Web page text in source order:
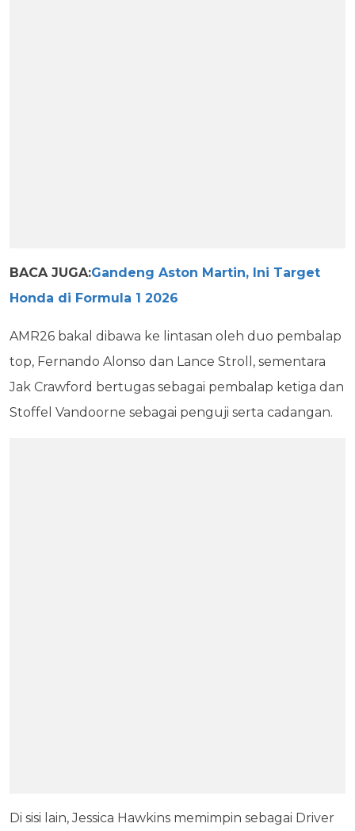
BACA JUGA:Gandeng Aston Martin, Ini Target
Honda di Formula 1 2026
AMR26 bakal dibawa ke lintasan oleh duo pembalap
top, Fernando Alonso dan Lance Stroll, sementara
Jak Crawford bertugas sebagai pembalap ketiga dan
Stoffel Vandoorne sebagai penguji serta cadangan.
Di sisi lain, Jessica Hawkins memimpin sebagai Driver